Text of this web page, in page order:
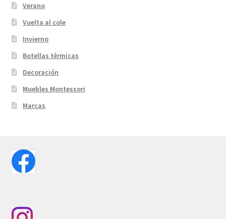
Verano
Vuelta al cole
Invierno
Botellas térmicas
Decoración
Muebles Montessori
Marcas